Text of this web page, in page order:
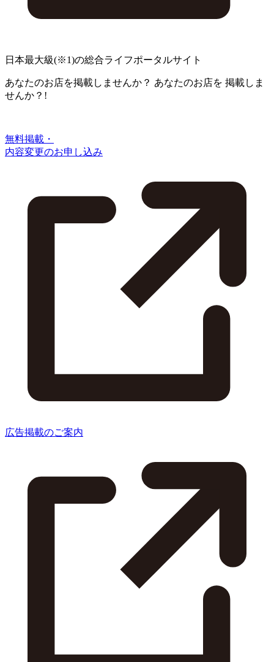
日本最大級(※1)の総合ライフポータルサイト
あなたのお店を掲載しませんか？ あなたのお店を 掲載しま
せんか？!
無料掲載・
内容変更のお申し込み
広告掲載のご案内